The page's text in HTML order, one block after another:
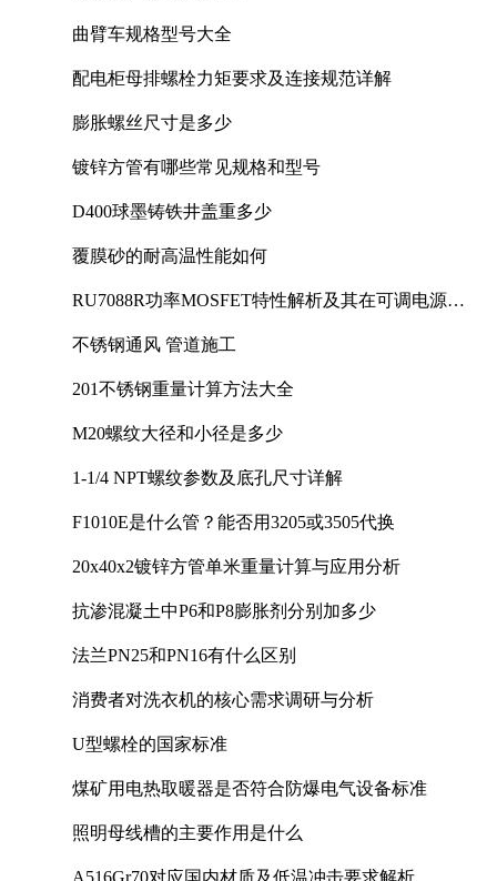
曲臂车规格型号大全
配电柜母排螺栓力矩要求及连接规范详解
膨胀螺丝尺寸是多少
镀锌方管有哪些常见规格和型号
D400球墨铸铁井盖重多少
覆膜砂的耐高温性能如何
RU7088R功率MOSFET特性解析及其在可调电源设
不锈钢通风 管道施工
201不锈钢重量计算方法大全
M20螺纹大径和小径是多少
1-1/4 NPT螺纹参数及底孔尺寸详解
F1010E是什么管？能否用3205或3505代换
20x40x2镀锌方管单米重量计算与应用分析
抗渗混凝土中P6和P8膨胀剂分别加多少
法兰PN25和PN16有什么区别
消费者对洗衣机的核心需求调研与分析
U型螺栓的国家标准
煤矿用电热取暖器是否符合防爆电气设备标准
照明母线槽的主要作用是什么
A516Gr70对应国内材质及低温冲击要求解析